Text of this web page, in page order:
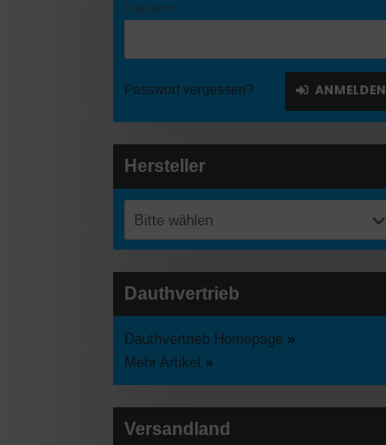
Passwort:
Passwort vergessen? ANMELDEN
Hersteller
Bitte wählen
Dauthvertrieb
Dauthvertrieb Homepage »
Mehr Artikel »
Versandland